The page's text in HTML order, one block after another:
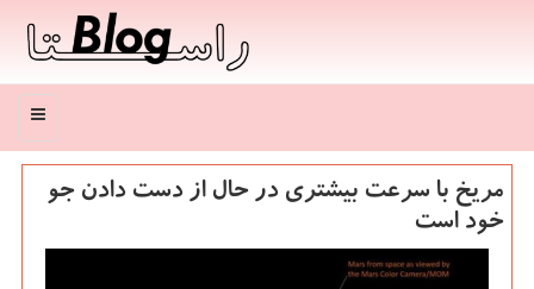
منو
مریخ با سرعت بیشتری در حال از دست دادن جو
خود است